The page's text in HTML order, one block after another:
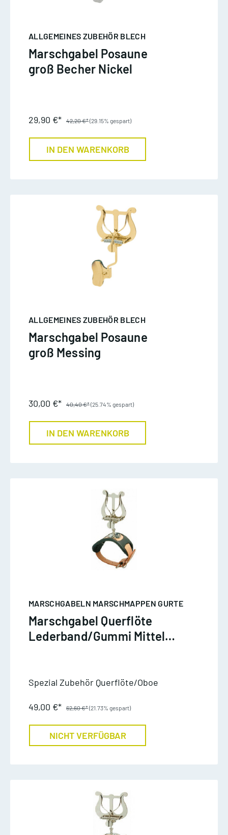
ALLGEMEINES ZUBEHÖR BLECH
Marschgabel Posaune
groß Becher Nickel
29,90 €* 42,20 €*(29.15% gespart)
IN DEN WARENKORB
ALLGEMEINES ZUBEHÖR BLECH
Marschgabel Posaune
groß Messing
30,00 €* 40,40 €*(25.74% gespart)
IN DEN WARENKORB
MARSCHGABELN MARSCHMAPPEN GURTE
Marschgabel Querflöte
Lederband/Gummi Mittel
Spezial Zubehör Querflöte/Oboe
49,00 €* 62,60 €*(21.73% gespart)
NICHT VERFÜGBAR